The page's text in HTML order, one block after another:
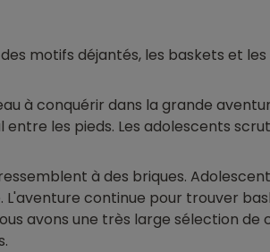
motifs déjantés, les baskets et
à conquérir dans la grande
les pieds. Les adolescents
à des briques.
continue pour trouver
avons une très large sélection de